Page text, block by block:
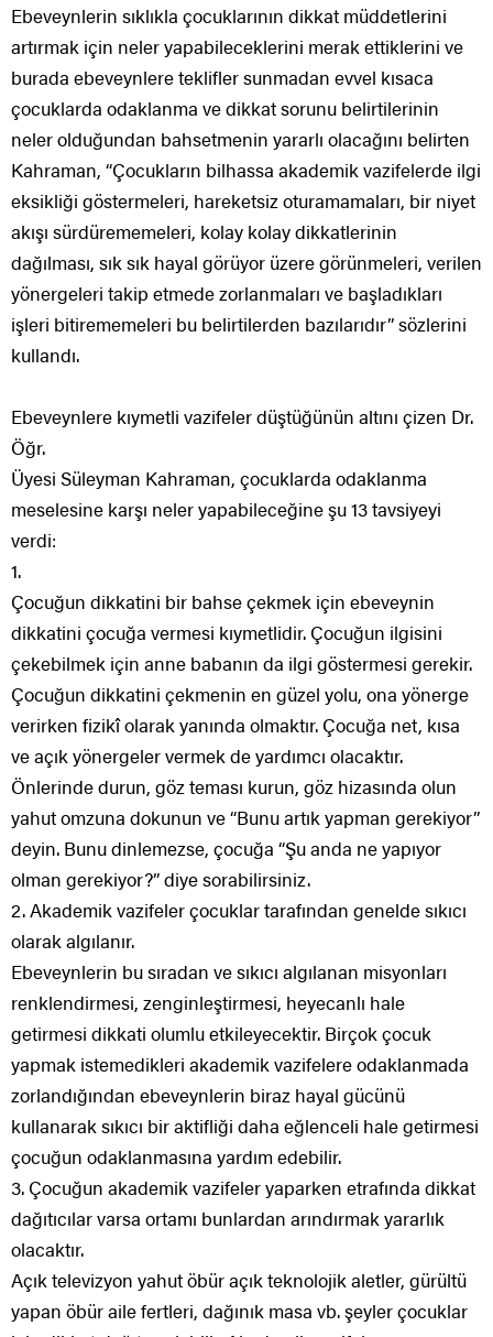
Ebeveynlerin sıklıkla çocuklarının dikkat müddetlerini
artırmak için neler yapabileceklerini merak ettiklerini ve
burada ebeveynlere teklifler sunmadan evvel kısaca
çocuklarda odaklanma ve dikkat sorunu belirtilerinin
neler olduğundan bahsetmenin yararlı olacağını belirten
Kahraman, “Çocukların bilhassa akademik vazifelerde ilgi
eksikliği göstermeleri, hareketsiz oturamamaları, bir niyet
akışı sürdürememeleri, kolay kolay dikkatlerinin
dağılması, sık sık hayal görüyor üzere görünmeleri, verilen
yönergeleri takip etmede zorlanmaları ve başladıkları
işleri bitirememeleri bu belirtilerden bazılarıdır” sözlerini
kullandı.
Ebeveynlere kıymetli vazifeler düştüğünün altını çizen Dr.
Öğr.
Üyesi Süleyman Kahraman, çocuklarda odaklanma
meselesine karşı neler yapabileceğine şu 13 tavsiyeyi
verdi:
1.
Çocuğun dikkatini bir bahse çekmek için ebeveynin
dikkatini çocuğa vermesi kıymetlidir. Çocuğun ilgisini
çekebilmek için anne babanın da ilgi göstermesi gerekir.
Çocuğun dikkatini çekmenin en güzel yolu, ona yönerge
verirken fizikî olarak yanında olmaktır. Çocuğa net, kısa
ve açık yönergeler vermek de yardımcı olacaktır.
Önlerinde durun, göz teması kurun, göz hizasında olun
yahut omzuna dokunun ve “Bunu artık yapman gerekiyor”
deyin. Bunu dinlemezse, çocuğa “Şu anda ne yapıyor
olman gerekiyor?” diye sorabilirsiniz.
2. Akademik vazifeler çocuklar tarafından genelde sıkıcı
olarak algılanır.
Ebeveynlerin bu sıradan ve sıkıcı algılanan misyonları
renklendirmesi, zenginleştirmesi, heyecanlı hale
getirmesi dikkati olumlu etkileyecektir. Birçok çocuk
yapmak istemedikleri akademik vazifelere odaklanmada
zorlandığından ebeveynlerin biraz hayal gücünü
kullanarak sıkıcı bir aktifliği daha eğlenceli hale getirmesi
çocuğun odaklanmasına yardım edebilir.
3. Çocuğun akademik vazifeler yaparken etrafında dikkat
dağıtıcılar varsa ortamı bunlardan arındırmak yararlık
olacaktır.
Açık televizyon yahut öbür açık teknolojik aletler, gürültü
yapan öbür aile fertleri, dağınık masa vb. şeyler çocuklar